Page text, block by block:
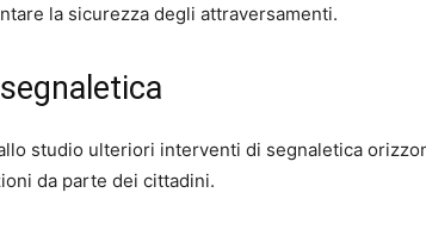
la sicurezza degli attraversamenti.
studio ulteriori interventi di segnaletica
da parte dei cittadini.